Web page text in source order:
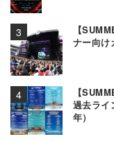
【
ナー向け
【
過去ライ
年）